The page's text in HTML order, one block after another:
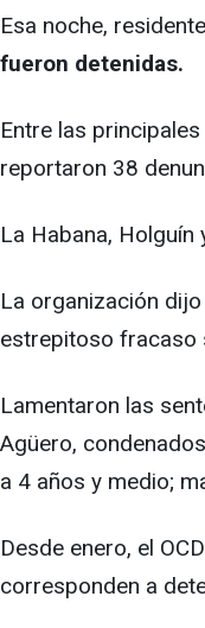
Esa noche,
fueron detenidas.
Entre las
reportaron 38
La Habana,
La organización
estrepitoso fracaso
Lamentaron las
Agüero,
a 4 años y medio;
Desde enero, el
corresponden a